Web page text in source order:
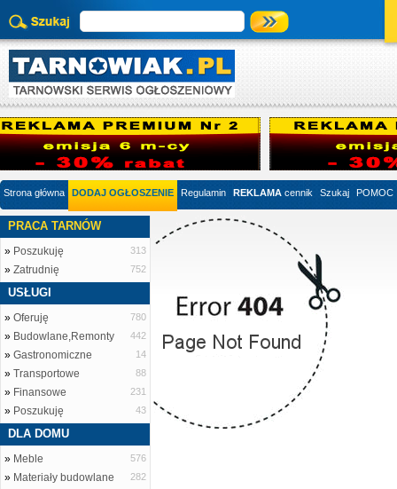
Strona główna DODAJ OGŁOSZENIE Regulamin REKLAMA cennik Szukaj POMOC
PRACA TARNÓW
» Poszukuję 313
» Zatrudnię 752
USŁUGI
» Oferuję 780
» Budowlane,Remonty 442
» Gastronomiczne 14
» Transportowe 88
» Finansowe 231
» Poszukuję 43
DLA DOMU
» Meble 576
» Materiały budowlane 282